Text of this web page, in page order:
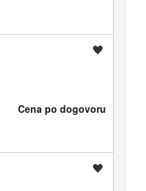
Cena po dogovoru